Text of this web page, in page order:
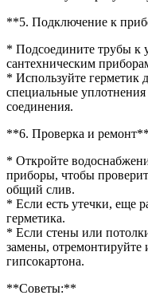
**5. Подключение к
* Подсоедините трубы к
сантехническим
* Используйте герметик
специальные
соединения.
**6. Проверка и ремонт**
* Откройте
приборы, чтобы
общий слив.
* Если есть утечки, еще
герметика.
* Если стены или
замены,
гипсокартона.
**Советы:**